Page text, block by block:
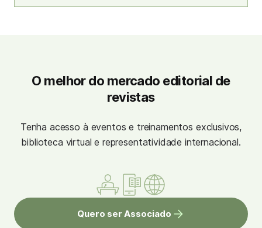
O melhor do mercado editorial de
revistas
Tenha acesso à eventos e treinamentos exclusivos,
biblioteca virtual e representatividade internacional.
Quero ser Associado